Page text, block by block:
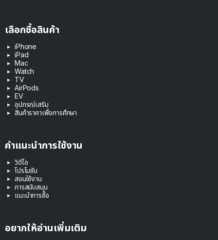
เลือกซื้อสินค้า
iPhone
iPad
Mac
Watch
TV
AirPods
EV
อุปกรณ์เสริม
สินค้าราคาเพื่อการศึกษา
คำแนะนำการใช้งาน
วิดีโอ
โปรโมชัน
สอนใช้งาน
การสนับสนุน
แนะนำการซื้อ
อยากให้อ่านเพิ่มเติม